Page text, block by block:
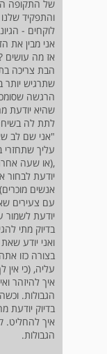
של התקופה
והתפקיד
לוקחים -
אני מבין את
אז מה עושים
הבת צריכה
שתרגיש
הרגשה
שהיא יודעת
לתת לה
"אני שם לב
,(או שעה
יודעת
אנשים
עם צעירים
יודעת
בדיוק מתי
ואני יודע
בצורה כזו
עליה, (כי
איך להיזהר
הגבולות.
בדיוק יודעת
איך להחליט.
הגבולות.